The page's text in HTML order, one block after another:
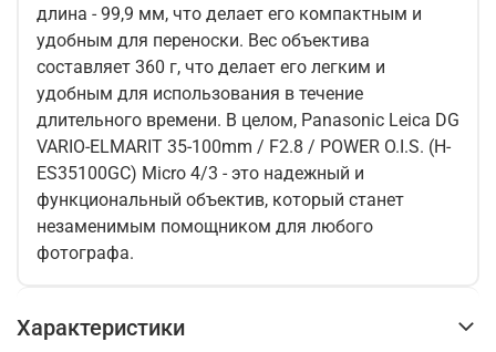
длина - 99,9 мм, что делает его компактным и
удобным для переноски. Вес объектива
составляет 360 г, что делает его легким и
удобным для использования в течение
длительного времени. В целом, Panasonic Leica DG
VARIO-ELMARIT 35-100mm / F2.8 / POWER O.I.S. (H-
ES35100GC) Micro 4/3 - это надежный и
функциональный объектив, который станет
незаменимым помощником для любого
фотографа.
Характеристики